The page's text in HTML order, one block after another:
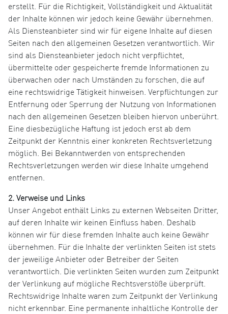
erstellt. Für die Richtigkeit, Vollständigkeit und Aktualität
der Inhalte können wir jedoch keine Gewähr übernehmen.
Als Diensteanbieter sind wir für eigene Inhalte auf diesen
Seiten nach den allgemeinen Gesetzen verantwortlich. Wir
sind als Diensteanbieter jedoch nicht verpflichtet,
übermittelte oder gespeicherte fremde Informationen zu
überwachen oder nach Umständen zu forschen, die auf
eine rechtswidrige Tätigkeit hinweisen. Verpflichtungen zur
Entfernung oder Sperrung der Nutzung von Informationen
nach den allgemeinen Gesetzen bleiben hiervon unberührt.
Eine diesbezügliche Haftung ist jedoch erst ab dem
Zeitpunkt der Kenntnis einer konkreten Rechtsverletzung
möglich. Bei Bekanntwerden von entsprechenden
Rechtsverletzungen werden wir diese Inhalte umgehend
entfernen.
2. Verweise und Links
Unser Angebot enthält Links zu externen Webseiten Dritter,
auf deren Inhalte wir keinen Einfluss haben. Deshalb
können wir für diese fremden Inhalte auch keine Gewähr
übernehmen. Für die Inhalte der verlinkten Seiten ist stets
der jeweilige Anbieter oder Betreiber der Seiten
verantwortlich. Die verlinkten Seiten wurden zum Zeitpunkt
der Verlinkung auf mögliche Rechtsverstöße überprüft.
Rechtswidrige Inhalte waren zum Zeitpunkt der Verlinkung
nicht erkennbar. Eine permanente inhaltliche Kontrolle der